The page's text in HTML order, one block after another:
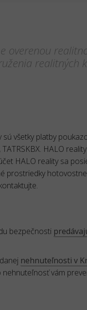
overenou
realitných
všetky platby
HALO
HALO reality sa
prostriedky
bezpečnosti
nehnuteľnosti v
vám